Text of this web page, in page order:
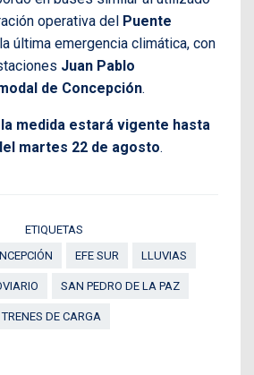
operativa del Puente
última emergencia climática, con
Juan Pablo
de Concepción.
la medida estará vigente hasta
martes 22 de agosto.
ETIQUETAS
EFE SUR LLUVIAS
SAN PEDRO DE LA PAZ
TRENES DE CARGA